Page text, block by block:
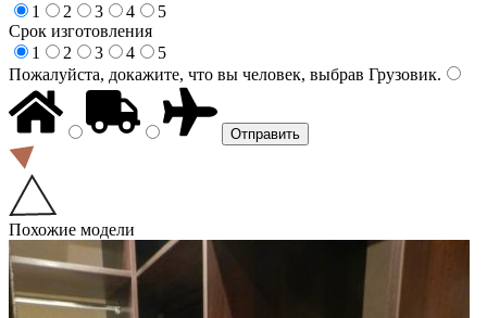
1
2 3 4
5
Срок изготовления
1
2 3 4
5
Пожалуйста, докажите, что вы человек, выбрав Грузовик.
Похожие модели